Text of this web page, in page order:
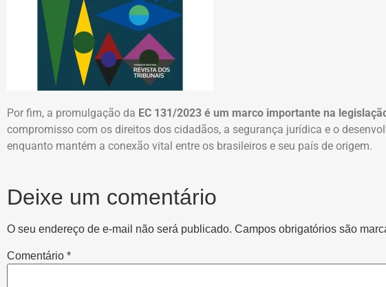
Por fim, a promulgação da EC 131/2023 é um marco importante na
compromisso com os direitos dos cidadãos, a segurança jurídica e o
enquanto mantém a conexão vital entre os brasileiros e seu país de origem.
Deixe um comentário
O seu endereço de e-mail não será publicado. Campos obrigatórios são
Comentário *